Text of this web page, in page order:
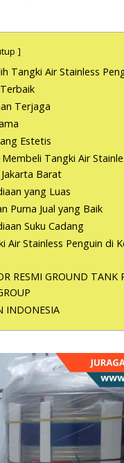
Tangki Air Stainless
Terjaga
Estetis
Tangki Air
Barat
yang Luas
Purna Jual yang Baik
Suku Cadang
Air Stainless Penguin di
RESMI GROUND TANK
INDONESIA